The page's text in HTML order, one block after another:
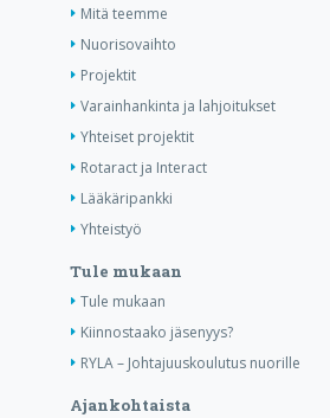
Mitä teemme
Nuorisovaihto
Projektit
Varainhankinta ja lahjoitukset
Yhteiset projektit
Rotaract ja Interact
Lääkäripankki
Yhteistyö
Tule mukaan
Tule mukaan
Kiinnostaako jäsenyys?
RYLA – Johtajuuskoulutus nuorille
Ajankohtaista